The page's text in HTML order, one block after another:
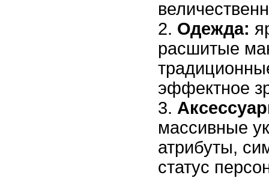
Одежда:
расшитые
эффектное
массивные
атрибуты,
статус